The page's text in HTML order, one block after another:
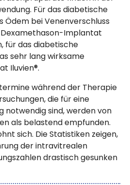
Für das diabetische
Ödem bei Venenverschluss
Implantat
für das diabetische
sehr lang wirksame
Iluvien®.
während der Therapie
die für eine
notwendig sind, werden von
als belastend empfunden.
sich. Die Statistiken zeigen,
der intravitrealen
drastisch gesunken